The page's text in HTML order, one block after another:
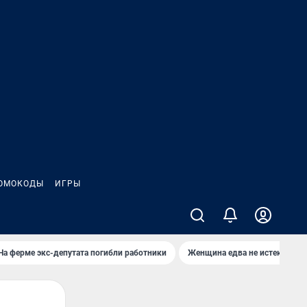
ИГРЫ
ферме экс-депутата погибли работники Женщина едва не истекла